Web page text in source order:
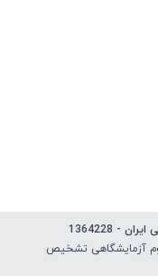
1364228
آزمایشگاهی تشخیص